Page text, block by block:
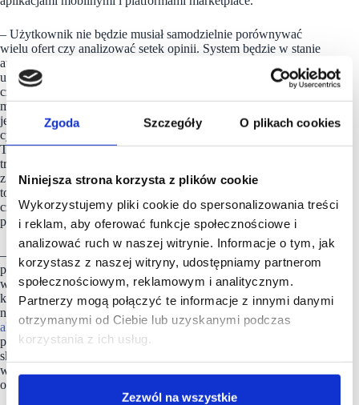
Zgoda Szczegóły O plikach cookies
Niniejsza strona korzysta z plików cookie
Wykorzystujemy pliki cookie do spersonalizowania treści
i reklam, aby oferować funkcje społecznościowe i
analizować ruch w naszej witrynie. Informacje o tym, jak
korzystasz z naszej witryny, udostępniamy partnerom
społecznościowym, reklamowym i analitycznym.
Partnerzy mogą połączyć te informacje z innymi danymi
otrzymanymi od Ciebie lub uzyskanymi podczas
korzystania z ich usług.
Zezwól na wszystkie
– Użytkownik nie będzie musiał samodzielnie porównywać
wielu ofert czy analizować setek opinii. System będzie w stanie
automatycznie wskazać najbardziej dopasowane produkty,
uwzględniając budżet, wcześniejsze zakupy, preferencje
czy aktualne promocje. Badana grupa młodych konsumentów
może stać się naturalnym katalizatorem tego procesu, ponieważ
jest najbardziej otwarta na testowanie nowych rozwiązań
cyfrowych – stwierdza ekspert z firmy Shopfully Poland.
Tradycyjne metody prezentacji produktów mogą stopniowo
tracić na znaczeniu. Jeśli konsumenci coraz częściej korzystają
z AI jako pośrednika w procesie wyszukiwania informacji,
to sklepy muszą zadbać nie tylko o atrakcyjność oferty dla
człowieka. Ważne stają się również czytelność i jakość danych
produktowych wykorzystywanych przez algorytmy.
– To oznacza większe znaczenie szczegółowych opisów
produktów, transparentnych parametrów technicznych,
wysokiej jakości opinii klientów oraz personalizacji
komunikacji. Marki powinny także przygotować się
na sytuację, w której pierwszym „odbiorcą” ich oferty będzie
algorytm AI,a dopiero później konsument. W dłuższej
perspektywie przewagę będą zdobywać firmy, które potrafią
skutecznie integrować sztuczną inteligencję zarówno
w obsłudze klienta, jak i w procesie sprzedażowym
oraz marketingowym – podsumowuje Robert Biegaj.